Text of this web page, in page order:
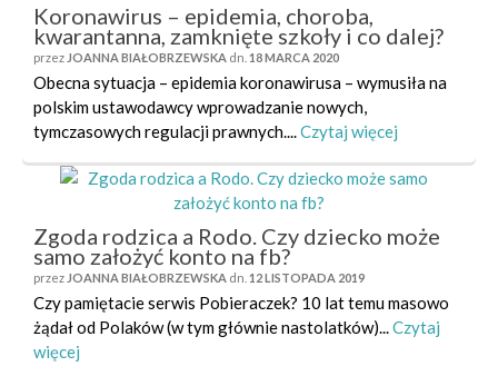
Koronawirus – epidemia, choroba,
kwarantanna, zamknięte szkoły i co dalej?
przez JOANNA BIAŁOBRZEWSKA dn. 18 MARCA 2020
Obecna sytuacja – epidemia koronawirusa – wymusiła na
polskim ustawodawcy wprowadzanie nowych,
tymczasowych regulacji prawnych.... Czytaj więcej
Zgoda rodzica a Rodo. Czy dziecko może
samo założyć konto na fb?
przez JOANNA BIAŁOBRZEWSKA dn. 12 LISTOPADA 2019
Czy pamiętacie serwis Pobieraczek? 10 lat temu masowo
żądał od Polaków (w tym głównie nastolatków)... Czytaj
więcej